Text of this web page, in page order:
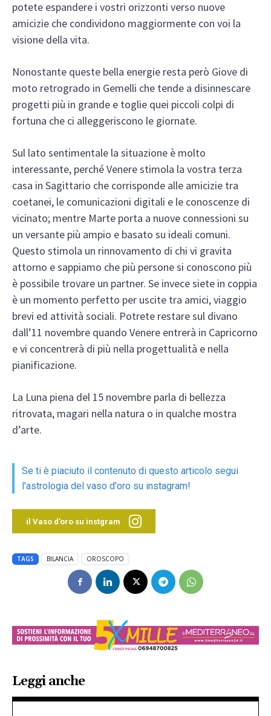
potete espandere i vostri orizzonti verso nuove
amicizie che condividono maggiormente con voi la
visione della vita.
Nonostante queste bella energie resta però Giove di
moto retrogrado in Gemelli che tende a disinnescare
progetti più in grande e toglie quei piccoli colpi di
fortuna che ci alleggeriscono le giornate.
Sul lato sentimentale la situazione è molto
interessante, perché Venere stimola la vostra terza
casa in Sagittario che corrisponde alle amicizie tra
coetanei, le comunicazioni digitali e le conoscenze di
vicinato; mentre Marte porta a nuove connessioni su
un versante più ampio e basato su ideali comuni.
Questo stimola un rinnovamento di chi vi gravita
attorno e sappiamo che più persone si conoscono più
è possibile trovare un partner. Se invece siete in coppia
è un momento perfetto per uscite tra amici, viaggio
brevi ed attività sociali. Potrete restare sul divano
dall’11 novembre quando Venere entrerà in Capricorno
e vi concentrerà di più nella progettualità e nella
pianificazione.
La Luna piena del 15 novembre parla di bellezza
ritrovata, magari nella natura o in qualche mostra
d’arte.
Se ti è piaciuto il contenuto di questo articolo segui
l'astrologia del vaso d'oro su instagram!
il Vaso d'oro su instgram
TAGS BILANCIA OROSCOPO
Leggi anche